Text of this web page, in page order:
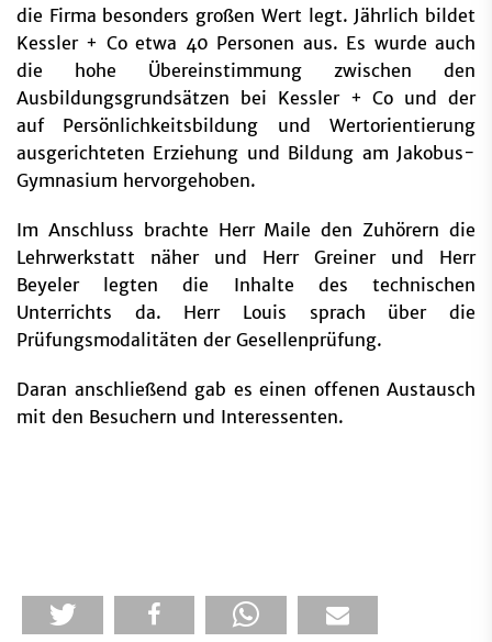
die Firma besonders großen Wert legt. Jährlich bildet
Kessler + Co etwa 40 Personen aus. Es wurde auch
die hohe Übereinstimmung zwischen den
Ausbildungsgrundsätzen bei Kessler + Co und der
auf Persönlichkeitsbildung und Wertorientierung
ausgerichteten Erziehung und Bildung am Jakobus-
Gymnasium hervorgehoben.
Im Anschluss brachte Herr Maile den Zuhörern die
Lehrwerkstatt näher und Herr Greiner und Herr
Beyeler legten die Inhalte des technischen
Unterrichts da. Herr Louis sprach über die
Prüfungsmodalitäten der Gesellenprüfung.
Daran anschließend gab es einen offenen Austausch
mit den Besuchern und Interessenten.